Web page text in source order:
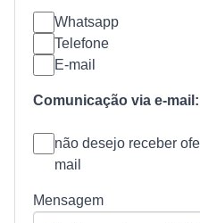
Whatsapp
Telefone
E-mail
Comunicação via e-mail:
não desejo receber
mail
Mensagem